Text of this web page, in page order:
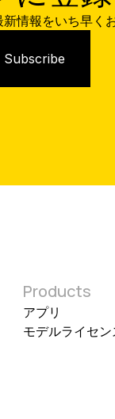
情報をいち早く
Products
​アプリ
モデルライセン